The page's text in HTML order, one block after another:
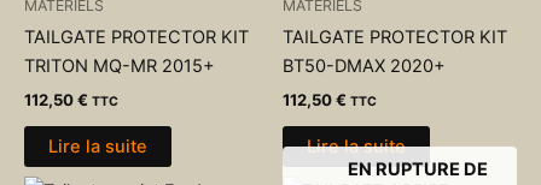
MATÉRIELS
TAILGATE PROTECTOR KIT
TRITON MQ-MR 2015+
112,50€ TTC
Lire la suite
MATÉRIELS
TAILGATE PROTECTOR KIT
BT50-DMAX 2020+
112,50€ TTC
Lire la suite
EN RUPTURE DE